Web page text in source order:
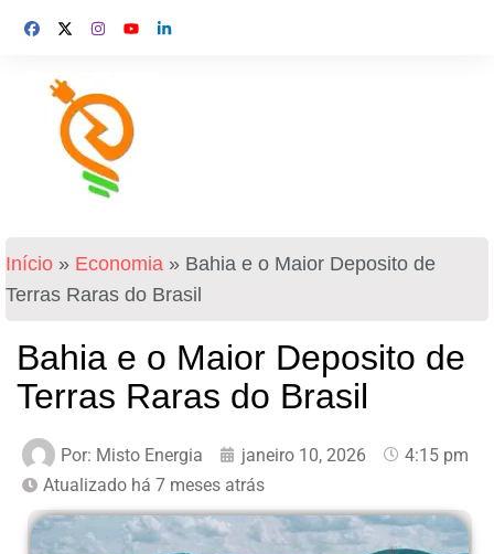
Início » Economia » Bahia e o Maior Deposito de
Terras Raras do Brasil
Bahia e o Maior Deposito de
Terras Raras do Brasil
Por: Misto Energia janeiro 10, 2026
4:15 pm
Atualizado há 7 meses atrás